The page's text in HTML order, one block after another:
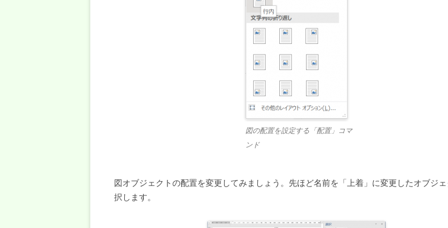
図の配置を設定する「配置」コマ
ンド
図オブジェクトの配置を変更してみましょう。先ほど名前を「上着」に変更したオブジ
択します。